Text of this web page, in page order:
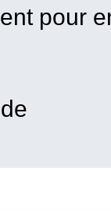
pour